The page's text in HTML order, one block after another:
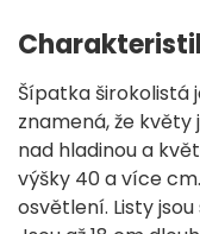
Šípatka širokolistá
znamená, že květy
nad hladinou a
výšky 40 a více
osvětlení. Listy